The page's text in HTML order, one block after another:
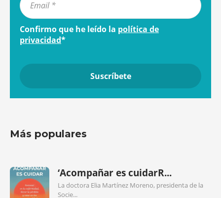
Confirmo que he leído la política de
privacidad*
Más populares
‘Acompañar es cuidarR...
La doctora Elia Martínez Moreno, presidenta de la
Socie...